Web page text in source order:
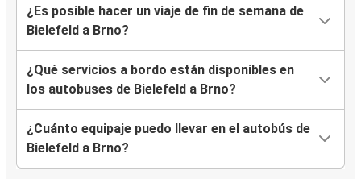
¿Es posible hacer un viaje de fin de semana de
Bielefeld a Brno?
¿Qué servicios a bordo están disponibles en
los autobuses de Bielefeld a Brno?
¿Cuánto equipaje puedo llevar en el autobús de
Bielefeld a Brno?